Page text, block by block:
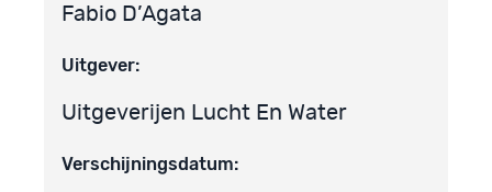
Fabio D’Agata
Uitgever:
Uitgeverijen Lucht En Water
Verschijningsdatum: